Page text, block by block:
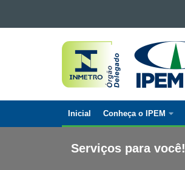
Ir para a navegaçãoINSTITUTO
PESOS
E
MEDIDAS
DO
Navegação
principal
Inicial Conheça o IPEM
Serviços para você!